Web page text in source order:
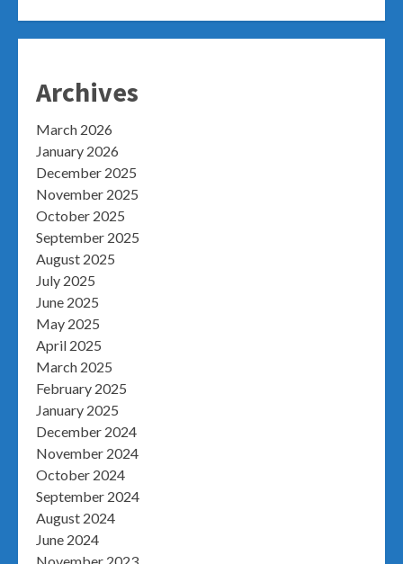
Archives
March 2026
January 2026
December 2025
November 2025
October 2025
September 2025
August 2025
July 2025
June 2025
May 2025
April 2025
March 2025
February 2025
January 2025
December 2024
November 2024
October 2024
September 2024
August 2024
June 2024